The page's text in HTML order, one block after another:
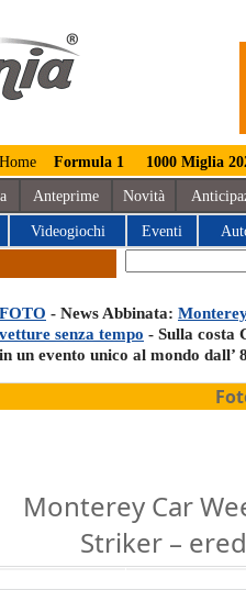
Home Formula 1 1000 Miglia
Anteprime Novità
Videogiochi Eventi
FOTO - News Abbinata:
vetture senza tempo - Sulla costa
in un evento unico al mondo dall’
Monterey Car
Striker –